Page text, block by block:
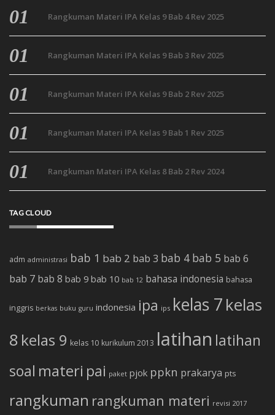
Rangkuman Materi IPA Kelas 9 Bab 4 Rev 2025
Rangkuman Materi IPA Kelas 9 Bab 3 Rev 2025
Rangkuman Materi IPA Kelas 9 Bab 2 Rev 2025
Rangkuman Materi IPA Kelas 9 Bab 1 Rev 2025
Rangkuman Materi IPA Kelas 8 Bab 2 Rev 2024
TAG CLOUD
adm administrasi bab 1 bab 2 bab 3 bab 4 bab 5 bab 6
bab 7 bab 8 bab 9 bab 10 bab 12 bahasa indonesia bahasa
inggris berkas buku guru indonesia ipa ips kelas 7kelas
8 kelas 9 kelas 10 kurikulum 2013 latihan latihan
soal materi pai paket pjok ppkn prakarya pts
rangkuman rangkuman materi revisi 2017